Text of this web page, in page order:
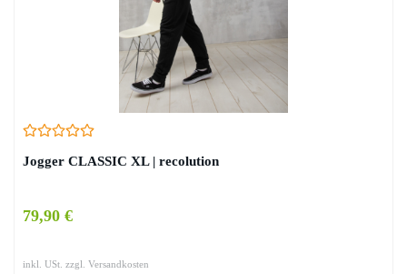
Jogger CLASSIC XL | recolution
79,90 €
inkl. USt. zzgl. Versandkosten